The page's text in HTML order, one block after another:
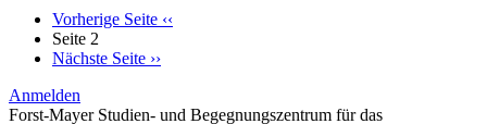
Vorherige Seite ‹‹
Seite 2
Nächste Seite ››
Anmelden
Forst-Mayer Studien- und Begegnungszentrum für das